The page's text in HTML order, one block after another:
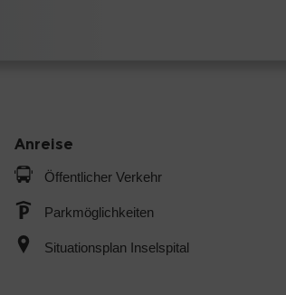
Anreise
Öffentlicher Verkehr
Parkmöglichkeiten
Situationsplan Inselspital